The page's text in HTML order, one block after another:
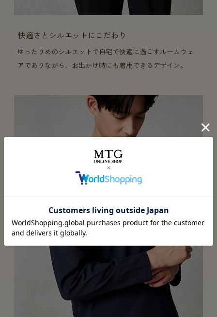
快適さとシルエットにこだわり
ゆったりめのシルエットで自宅で快適に過ごすルームウェ
アでありながら、お出かけ時にも着用できるデザイン。